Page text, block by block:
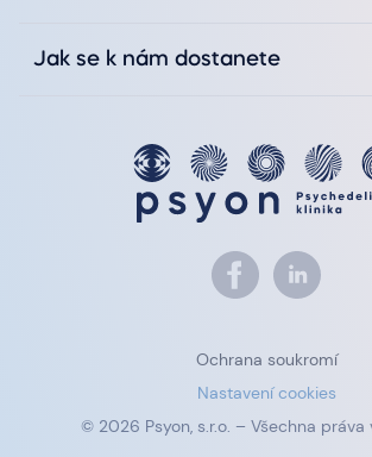
Jak se k nám dostanete
Ochrana soukromí
Nastavení cookies
© 2026 Psyon, s.r.o. – Všechna práva